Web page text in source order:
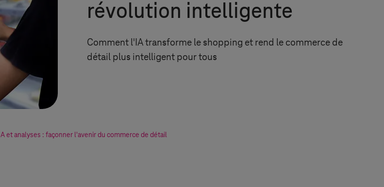
révolution intelligente
Comment l'IA transforme le shopping et rend le commerce de
détail plus intelligent pour tous
IA et analyses : façonner l'avenir du commerce de détail